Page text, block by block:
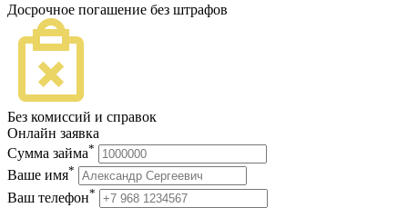
Досрочное погашение без штрафов
Без комиссий и справок
Онлайн заявка
Сумма займа*
Ваше имя*
Ваш телефон*